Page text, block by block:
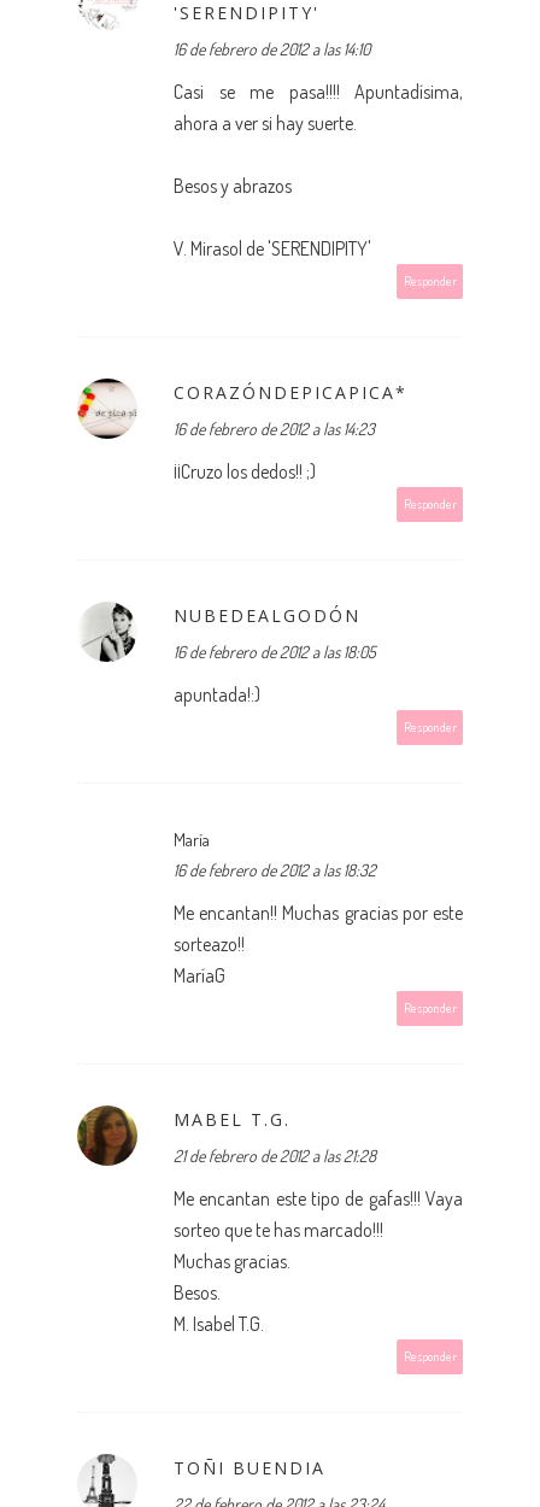
'SERENDIPITY'
16 de febrero de 2012 a las 14:10
Casi se me pasa!!!! Apuntadísima,
ahora a ver si hay suerte.
Besos y abrazos
V. Mirasol de 'SERENDIPITY'
Responder
CORAZÓNDEPICAPICA*
16 de febrero de 2012 a las 14:23
¡¡Cruzo los dedos!! ;)
Responder
NUBEDEALGODÓN
16 de febrero de 2012 a las 18:05
apuntada!:)
Responder
María
16 de febrero de 2012 a las 18:32
Me encantan!! Muchas gracias por este
sorteazo!!
MaríaG
Responder
MABEL T.G.
21 de febrero de 2012 a las 21:28
Me encantan este tipo de gafas!!! Vaya
sorteo que te has marcado!!!
Muchas gracias.
Besos.
M. Isabel T.G.
Responder
TOÑI BUENDIA